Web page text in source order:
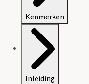
Kenmerken
Inleiding